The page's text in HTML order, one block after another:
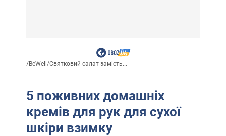
/BeWell/Святковий салат замість...
5 поживних домашніх
кремів для рук для сухої
шкіри взимку